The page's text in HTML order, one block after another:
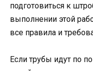
подготовиться к
выполнении этой
все правила и
Если трубы идут по